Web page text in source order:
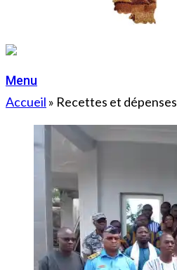
Menu
Accueil » Recettes et dépenses